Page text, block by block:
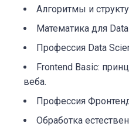
Алгоритмы и
Математика для
Профессия Data
Frontend Basic:
веба.
Профессия
Обработка